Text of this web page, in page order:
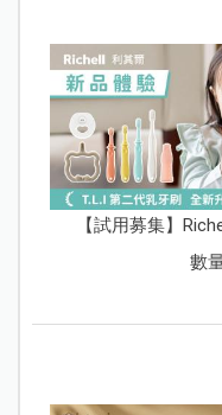
【試用募集】
數